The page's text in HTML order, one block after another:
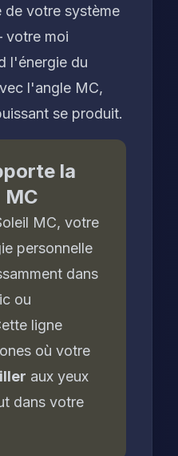
de votre système
votre moi
l'énergie du
l'angle MC,
se produit.
la
MC
MC, votre
personnelle
dans
ou
ligne
où votre
aux yeux
dans votre